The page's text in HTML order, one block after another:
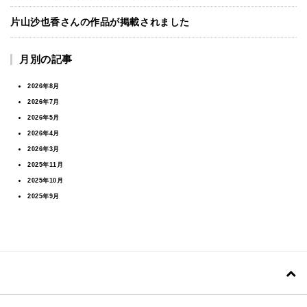
片山沙也香さんの作品が掲載されました
月別の記事
2026年8月
2026年7月
2026年5月
2026年4月
2026年3月
2025年11月
2025年10月
2025年9月